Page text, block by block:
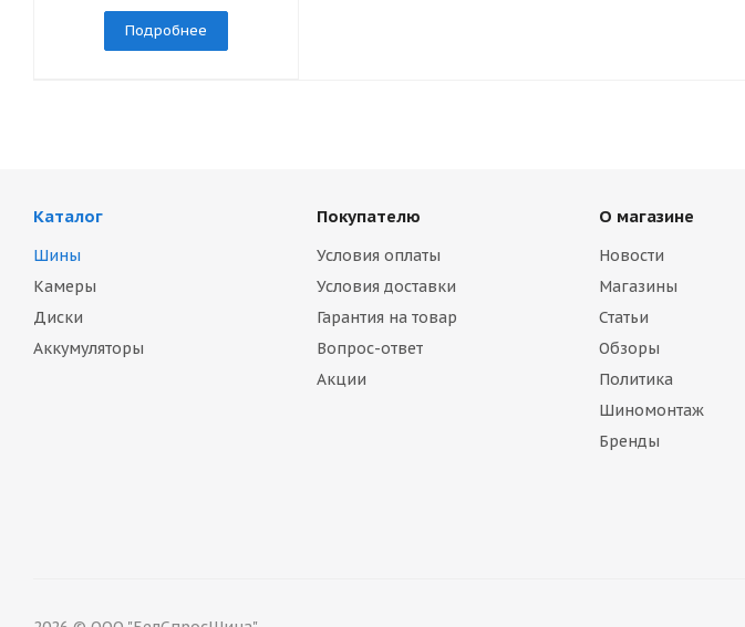
Подробнее
Каталог
Шины
Камеры
Диски
Аккумуляторы
Покупателю
Условия оплаты
Условия доставки
Гарантия на товар
Вопрос-ответ
Акции
О магазине
Новости
Магазины
Статьи
Обзоры
Политика
Шиномонтаж
Бренды